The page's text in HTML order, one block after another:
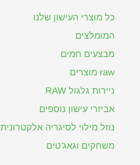
כל מוצרי העישון שלנו
המומלצים
מבצעים חמים
raw מוצרים
ניירות גלגול RAW
אביזרי עישון נוספים
נוזל מילוי לסיגריה אלקטרונית
משחקים וגאג'טים